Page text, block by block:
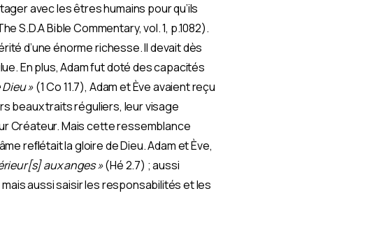
avec les êtres humains pour qu’ils
S.D.A Bible Commentary, vol. 1, p.1082).
d’une énorme richesse. Il devait dès
En plus, Adam fut doté des capacités
Dieu »(1 Co 11.7), Adam et Ève avaient reçu
beaux traits réguliers, leur visage
Créateur. Mais cette ressemblance
reﬂétait la gloire de Dieu. Adam et Ève,
aux anges »(Hé 2.7) ; aussi
aussi saisir les responsabilités et les